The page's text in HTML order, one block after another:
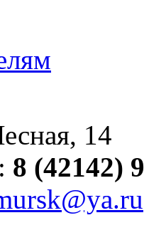
14
8 (42142)